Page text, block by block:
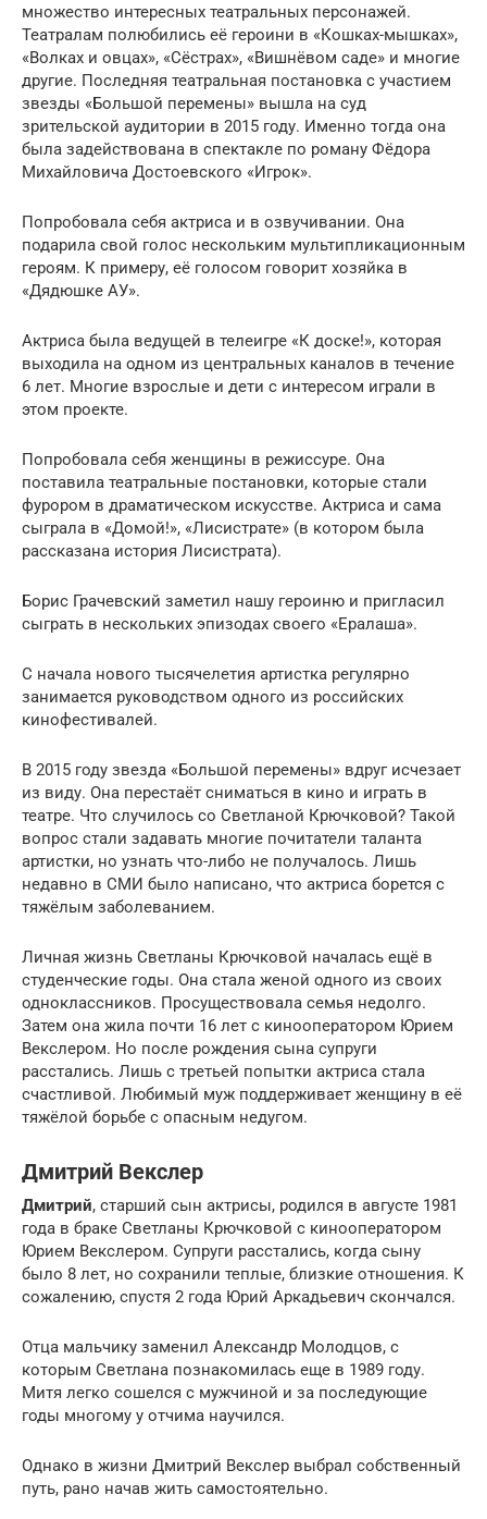
множество интересных театральных персонажей.
Театралам полюбились её героини в «Кошках-мышках»,
«Волках и овцах», «Сёстрах», «Вишнёвом саде» и многие
другие. Последняя театральная постановка с участием
звезды «Большой перемены» вышла на суд
зрительской аудитории в 2015 году. Именно тогда она
была задействована в спектакле по роману Фёдора
Михайловича Достоевского «Игрок».
Попробовала себя актриса и в озвучивании. Она
подарила свой голос нескольким мультипликационным
героям. К примеру, её голосом говорит хозяйка в
«Дядюшке АУ».
Актриса была ведущей в телеигре «К доске!», которая
выходила на одном из центральных каналов в течение
6 лет. Многие взрослые и дети с интересом играли в
этом проекте.
Попробовала себя женщины в режиссуре. Она
поставила театральные постановки, которые стали
фурором в драматическом искусстве. Актриса и сама
сыграла в «Домой!», «Лисистрате» (в котором была
рассказана история Лисистрата).
Борис Грачевский заметил нашу героиню и пригласил
сыграть в нескольких эпизодах своего «Ералаша».
С начала нового тысячелетия артистка регулярно
занимается руководством одного из российских
кинофестивалей.
В 2015 году звезда «Большой перемены» вдруг исчезает
из виду. Она перестаёт сниматься в кино и играть в
театре. Что случилось со Светланой Крючковой? Такой
вопрос стали задавать многие почитатели таланта
артистки, но узнать что-либо не получалось. Лишь
недавно в СМИ было написано, что актриса борется с
тяжёлым заболеванием.
Личная жизнь Светланы Крючковой началась ещё в
студенческие годы. Она стала женой одного из своих
одноклассников. Просуществовала семья недолго.
Затем она жила почти 16 лет с кинооператором Юрием
Векслером. Но после рождения сына супруги
расстались. Лишь с третьей попытки актриса стала
счастливой. Любимый муж поддерживает женщину в её
тяжёлой борьбе с опасным недугом.
Дмитрий Векслер
Дмитрий, старший сын актрисы, родился в августе 1981
года в браке Светланы Крючковой с кинооператором
Юрием Векслером. Супруги расстались, когда сыну
было 8 лет, но сохранили теплые, близкие отношения. К
сожалению, спустя 2 года Юрий Аркадьевич скончался.
Отца мальчику заменил Александр Молодцов, с
которым Светлана познакомилась еще в 1989 году.
Митя легко сошелся с мужчиной и за последующие
годы многому у отчима научился.
Однако в жизни Дмитрий Векслер выбрал собственный
путь, рано начав жить самостоятельно.